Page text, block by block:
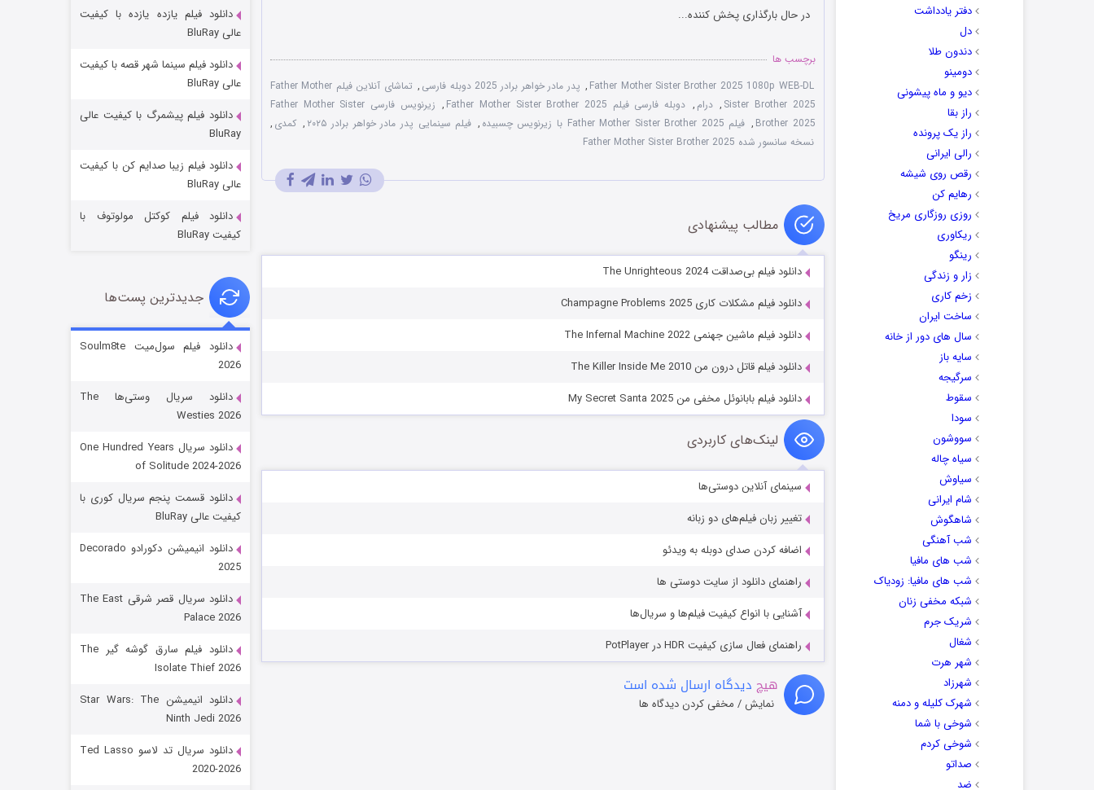
دفتر یادداشت
دل
دندون طلا
دومینو
دیو و ماه پیشونی
راز بقا
راز یک پرونده
رالی ایرانی
رقص روی شیشه
رهایم کن
روزی روزگاری مریخ
ریکاوری
رینگو
زار و زندگی
زخم کاری
ساخت ایران
سال های دور از خانه
سایه باز
سرگیجه
سقوط
سودا
سووشون
سیاه چاله
سیاوش
شام ایرانی
شاهگوش
شب آهنگی
شب های مافیا
شب های مافیا: زودیاک
شبکه مخفی زنان
شریک جرم
شغال
شهر هرت
شهرزاد
شهرک کلیله و دمنه
شوخی با شما
شوخی کردم
صداتو
ضد
در حال بارگذاری پخش کننده...
برچسب ها
Father Mother Sister Brother 2025 1080p WEB-DL
, پدر مادر خواهر برادر 2025 دوبله فارسی ,
تماشای آنلاین فیلم Father Mother
Sister Brother 2025
, درام , دوبله فارسی فیلم Father Mother Sister Brother 2025 ,
زیرنویس فارسی Father Mother Sister
Brother 2025
, فیلم Father Mother Sister Brother 2025 با زیرنویس چسبیده , فیلم سینمایی پدر مادر خواهر برادر ۲۰۲۵ , کمدی ,
نسخه سانسور شده Father Mother Sister Brother 2025
مطالب پیشنهادی
دانلود فیلم بی‌‌صداقت The Unrighteous 2024
دانلود فیلم مشکلات کاری Champagne Problems 2025
دانلود فیلم ماشین جهنمی The Infernal Machine 2022
دانلود فیلم قاتل درون من The Killer Inside Me 2010
دانلود فیلم بابانوئل مخفی من My Secret Santa 2025
لینک‌های کاربردی
سینمای آنلاین دوستی‌ها
تغییر زبان فیلم‌های دو زبانه
اضافه کردن صدای دوبله به ویدئو
راهنمای دانلود از سایت دوستی ها
آشنایی با انواع کیفیت فیلم‌ها و سریال‌ها
راهنمای فعال سازی کیفیت HDR در PotPlayer
هیچ دیدگاه ارسال شده است
نمایش / مخفی کردن دیدگاه ها
جادوگری در مغولستان
قسمت۶ (زیرنویس)
رویایی برای تو
قسمت۱۵ (دوبله)
دانلود فیلم یازده یازده با کیفیت
عالی BluRay
دانلود فیلم سینما شهر قصه با کیفیت
عالی BluRay
دانلود فیلم پیشمرگ با کیفیت عالی
BluRay
دانلود فیلم زیبا صدایم کن با کیفیت
عالی BluRay
دانلود فیلم کوکتل مولوتوف با
کیفیت BluRay
جدیدترین پست‌ها
دانلود فیلم سول‌میت Soulm8te
2026
دانلود سریال وستی‌ها The
Westies 2026
دانلود سریال One Hundred Years
of Solitude 2024-2026
دانلود قسمت پنجم سریال کوری با
کیفیت عالی BluRay
دانلود انیمیشن دکورادو Decorado
2025
دانلود سریال قصر شرقی The East
Palace 2026
دانلود فیلم سارق گوشه گیر The
Isolate Thief 2026
دانلود انیمیشن Star Wars: The
Ninth Jedi 2026
دانلود سریال تد لاسو Ted Lasso
2020-2026